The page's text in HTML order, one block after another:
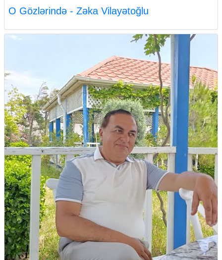
O Gözlərində - Zəka Vilayətoğlu